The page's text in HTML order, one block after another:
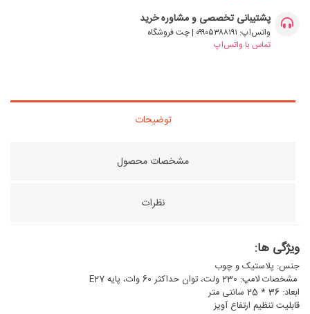
پشتیبانی تخصصی و مشاوره خرید
واتس‌اپ: ۰۹۹۰۵۳۸۸۱۹۱ | چت فروشگاه
تماس با واتس‌اپ
توضیحات
مشخصات محصول
نظرات
ویژگی ها:
جنس: پلاستیک و چوب
مشخصات لامپ: 230 ولت، توان حداکثر 60 وات، پایه E27
ابعاد: 36 * 25 سانتی متر
قابلیت تنظیم ارتفاع آویز